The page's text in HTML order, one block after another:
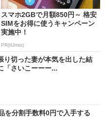
スマホ2GBで月額850円～ 格安
SIMをお得に使うキャンペーン
実施中！
PR(IIJmio)
切った妻が本気を出した結
さいこーーー...
を分割手数料0円で入手する